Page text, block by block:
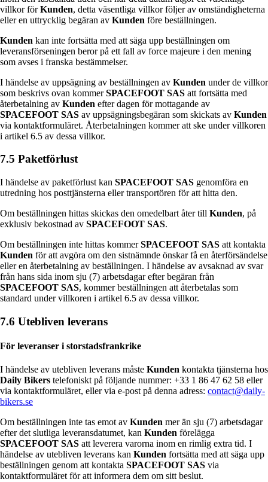
villkor förKunden, detta väsentliga villkor följer av omständigheterna
eller en uttrycklig begäran av Kunden före beställningen.
Kunden kan inte fortsätta med att säga upp beställningen om
leveransförseningen beror på ett fall av force majeure i den mening
som avses i franska bestämmelser.
I händelse av uppsägning av beställningen av Kunden under de villkor
som beskrivs ovan kommerSPACEFOOT SAS att fortsätta med
återbetalning av Kunden efter dagen för mottagande av
SPACEFOOT SAS av uppsägningsbegäran som skickats av Kunden
via kontaktformuläret. Återbetalningen kommer att ske under villkoren
i artikel 6.5 av dessa villkor.
7.5 Paketförlust
I händelse av paketförlust kan SPACEFOOT SAS genomföra en
utredning hos posttjänsterna eller transportören för att hitta den.
Om beställningen hittas skickas den omedelbart åter till Kunden, på
exklusiv bekostnad av SPACEFOOT SAS.
Om beställningen inte hittas kommerSPACEFOOT SAS att kontakta
Kunden för att avgöra om den sistnämnde önskar få en återförsändelse
eller en återbetalning av beställningen. I händelse av avsaknad av svar
från hans sida inom sju (7) arbetsdagar efter begäran från
SPACEFOOT SAS, kommer beställningen att återbetalas som
standard under villkoren i artikel 6.5 av dessa villkor.
7.6 Utebliven leverans
För leveranser i storstadsfrankrike
I händelse av utebliven leverans måste Kunden kontakta tjänsterna hos
Daily Bikers telefoniskt på följande nummer: +33 1 86 47 62 58 eller
via kontaktformuläret, eller via e-post på denna adress: contact@daily-
bikers.se
Om beställningen inte tas emot av Kunden mer än sju (7) arbetsdagar
efter det slutliga leveransdatumet, kan Kunden förelägga
SPACEFOOT SAS att leverera varorna inom en rimlig extra tid. I
händelse av utebliven leverans kan Kunden fortsätta med att säga upp
beställningen genom att kontakta SPACEFOOT SAS via
kontaktformuläret för att informera dem om sitt beslut.